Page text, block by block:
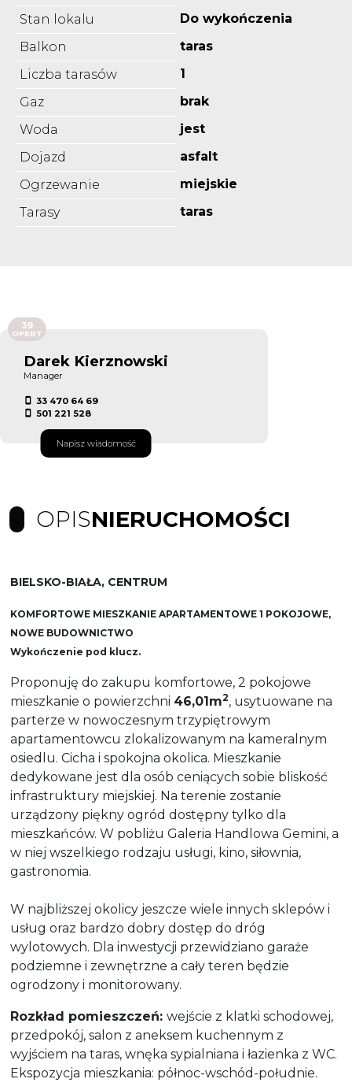
Stan lokalu
Do wykończenia
Balkon
taras
Liczba tarasów
1
Gaz
brak
Woda
jest
Dojazd
asfalt
Ogrzewanie
miejskie
Tarasy
taras
Darek Kierznowski
Manager
33 470 64 69
501 221 528
Napisz wiadomość
39
OFERT
OPISNIERUCHOMOŚCI
BIELSKO-BIAŁA, CENTRUM
KOMFORTOWE MIESZKANIE APARTAMENTOWE 1 POKOJOWE,
NOWE BUDOWNICTWO
Wykończenie pod klucz.
Proponuję do zakupu komfortowe, 2 pokojowe
mieszkanie o powierzchni 46,01m2, usytuowane na
parterze w nowoczesnym trzypiętrowym
apartamentowcu zlokalizowanym na kameralnym
osiedlu. Cicha i spokojna okolica. Mieszkanie
dedykowane jest dla osób ceniących sobie bliskość
infrastruktury miejskiej. Na terenie zostanie
urządzony piękny ogród dostępny tylko dla
mieszkańców. W pobliżu Galeria Handlowa Gemini, a
w niej wszelkiego rodzaju usługi, kino, siłownia,
gastronomia.
W najbliższej okolicy jeszcze wiele innych sklepów i
usług oraz bardzo dobry dostęp do dróg
wylotowych. Dla inwestycji przewidziano garaże
podziemne i zewnętrzne a cały teren będzie
ogrodzony i monitorowany.
Rozkład pomieszczeń: wejście z klatki schodowej,
przedpokój, salon z aneksem kuchennym z
wyjściem na taras, wnęka sypialniana i łazienka z WC.
Ekspozycja mieszkania: północ-wschód-południe.